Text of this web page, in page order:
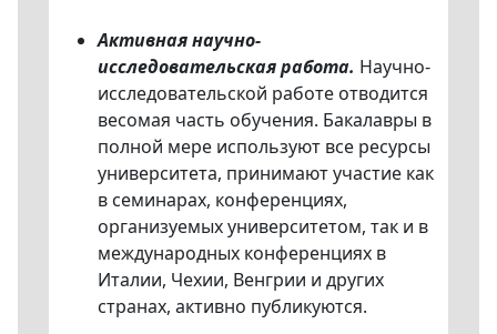
Активная научно-
исследовательская работа. Научно-
исследовательской работе отводится
весомая часть обучения. Бакалавры в
полной мере используют все ресурсы
университета, принимают участие как
в семинарах, конференциях,
организуемых университетом, так и в
международных конференциях в
Италии, Чехии, Венгрии и других
странах, активно публикуются.